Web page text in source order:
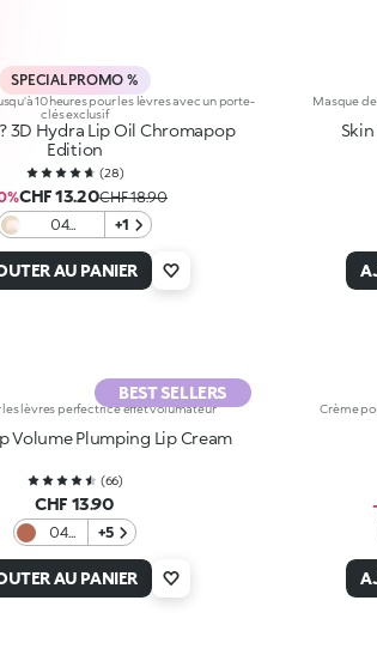
SPECIAL PROMO %
10 heures pour les lèvres avec un porte-
clés exclusif
3D Hydra Lip Oil Chromapop
Edition
(28)
CHF 13.20CHF 18.90
04
+1
AU PANIER
Masque
BEST SELLERS
les lèvres perfectrice effet volumateur
Volume Plumping Lip Cream
(66)
CHF 13.90
04
Ever
+5
AU PANIER
Crème